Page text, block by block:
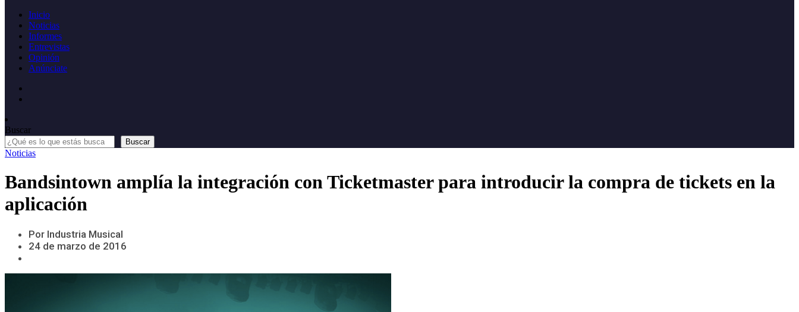
Inicio
Noticias
Informes
Entrevistas
Opinión
Anúnciate
Buscar
Buscar
Noticias
Bandsintown amplía la integración con Ticketmaster para introducir la compra de tickets en la
aplicación
Por Industria Musical
24 de marzo de 2016